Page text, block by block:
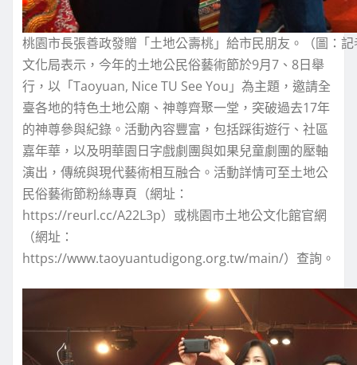
桃園市長張善政發贈「土地公壽桃」給市民朋友。（圖：
文化局表示，今年的土地公民俗藝術節於9月7、8日舉
行，以「Taoyuan, Nice TU See You」為主題，邀請全
臺各地的特色土地公廟、神尊齊聚一堂，突破過去17年
的神尊參與紀錄。活動內容豐富，包括踩街遊行、社區
嘉年華，以及明華園日字戲劇團與如果兒童劇團的壓軸
演出，傳統與現代藝術相互融合。活動詳情可至土地公
民俗藝術節粉絲專頁（網址：
https://reurl.cc/A22L3p）或桃園市土地公文化館官網
（網址：
https://www.taoyuantudigong.org.tw/main/）查詢。